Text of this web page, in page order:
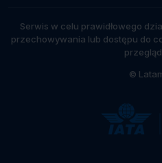
Serwis w celu prawidłowego
przechowywania lub dostępu do
©